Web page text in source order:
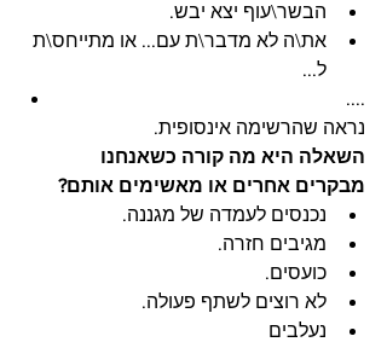
הבשר\עוף יצא יבש.
את\ה לא מדבר\ת עם... או מתייחס\ת
ל...
....
נראה שהרשימה אינסופית.
השאלה היא מה קורה כשאנחנו
מבקרים אחרים או מאשימים אותם?
נכנסים לעמדה של מגננה.
מגיבים חזרה.
כועסים.
לא רוצים לשתף פעולה.
נעלבים